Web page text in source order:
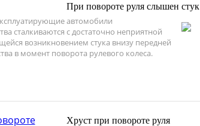
При повороте руля слышен стук
автомобили
сталкиваются с достаточно неприятной
возникновением стука внизу передней
в момент поворота рулевого колеса.
Хруст при повороте руля